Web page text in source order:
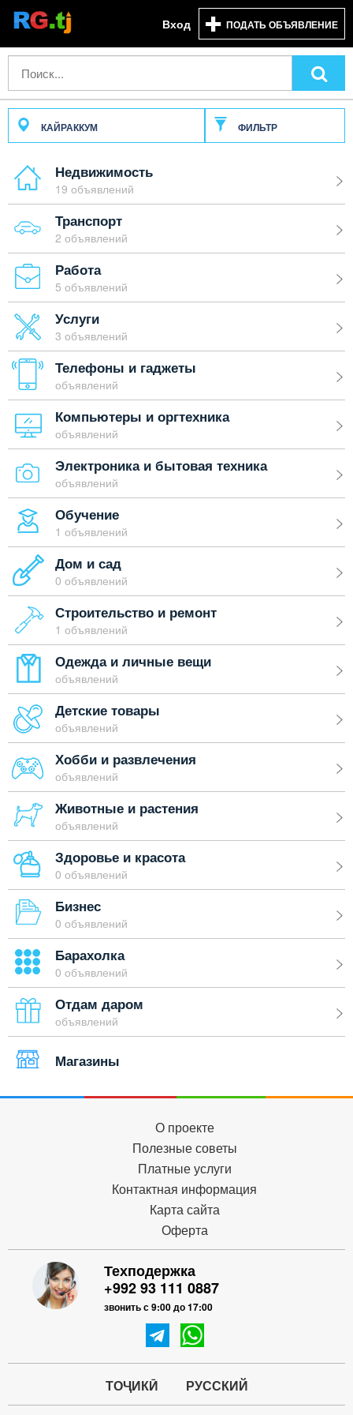
Вход ПОДАТЬ ОБЪЯВЛЕНИЕ
КАЙРАККУМ ФИЛЬТР
Недвижимость
19 объявлений
Транспорт
2 объявлений
Работа
5 объявлений
Услуги
3 объявлений
Телефоны и гаджеты
объявлений
Компьютеры и оргтехника
объявлений
Электроника и бытовая техника
объявлений
Обучение
1 объявлений
Дом и сад
0 объявлений
Строительство и ремонт
1 объявлений
Одежда и личные вещи
объявлений
Детские товары
объявлений
Хобби и развлечения
объявлений
Животные и растения
объявлений
Здоровье и красота
0 объявлений
Бизнес
0 объявлений
Барахолка
0 объявлений
Отдам даром
объявлений
Магазины
О проекте
Полезные советы
Платные услуги
Контактная информация
Карта сайта
Оферта
Техподержка
+992 93 111 0887
звонить с 9:00 до 17:00
ТОҶИКӢ РУССКИЙ